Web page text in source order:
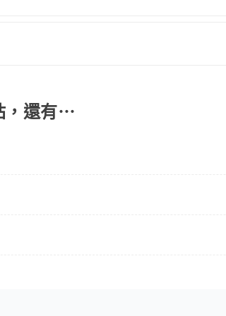
會讓乘客盡量塞、盡量放。在預定前，
訂。
，還有⋯